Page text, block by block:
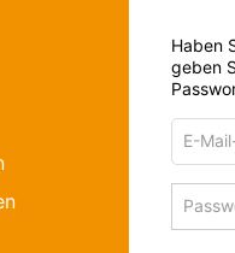
Haben
geben
zum